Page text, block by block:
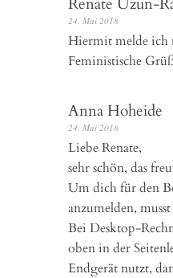
24. Mai 2018
Hiermit melde ich
Feministische
Anna Hoheide
24. Mai 2018
Liebe Renate,
sehr schön, das
Um dich für den
anzumelden,
Bei Desktop-
oben in der
Endgerät nutzt,